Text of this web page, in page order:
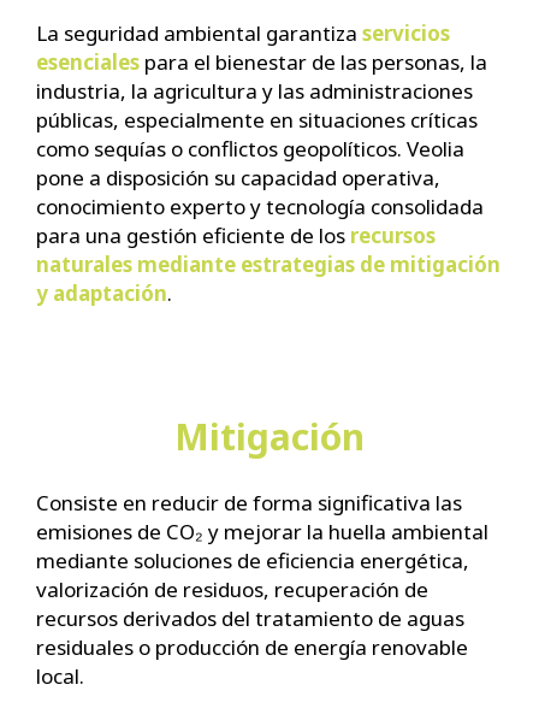
La seguridad ambiental garantiza servicios
esenciales para el bienestar de las personas, la
industria, la agricultura y las administraciones
públicas, especialmente en situaciones críticas
como sequías o conflictos geopolíticos. Veolia
pone a disposición su capacidad operativa,
conocimiento experto y tecnología consolidada
para una gestión eficiente de los recursos
naturales mediante estrategias de mitigación
y adaptación.
Mitigación
Consiste en reducir de forma significativa las
emisiones de CO₂ y mejorar la huella ambiental
mediante soluciones de eficiencia energética,
valorización de residuos, recuperación de
recursos derivados del tratamiento de aguas
residuales o producción de energía renovable
local.